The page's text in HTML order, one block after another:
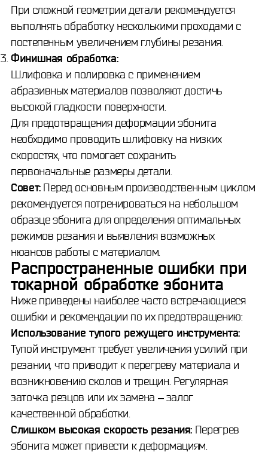
При сложной геометрии детали рекомендуется
выполнять обработку несколькими проходами с
постепенным увеличением глубины резания.
Финишная обработка:
Шлифовка и полировка с применением
абразивных материалов позволяют достичь
высокой гладкости поверхности.
Для предотвращения деформации эбонита
необходимо проводить шлифовку на низких
скоростях, что помогает сохранить
первоначальные размеры детали.
Совет:Перед основным производственным циклом
рекомендуется потренироваться на небольшом
образце эбонита для определения оптимальных
режимов резания и выявления возможных
нюансов работы с материалом.
Распространенные ошибки при
токарной обработке эбонита
Ниже приведены наиболее часто встречающиеся
ошибки и рекомендации по их предотвращению:
Использование тупого режущего инструмента:
Тупой инструмент требует увеличения усилий при
резании, что приводит к перегреву материала и
возникновению сколов и трещин. Регулярная
заточка резцов или их замена – залог
качественной обработки.
Слишком высокая скорость резания: Перегрев
эбонита может привести к деформациям.